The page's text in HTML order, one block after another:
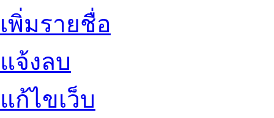
เพิ่มรายชื่อ
แจ้งลบ
แก้ไขเว็บ